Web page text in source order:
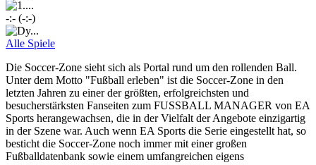
-:- (-:-)
Alle Spiele
Die Soccer-Zone sieht sich als Portal rund um den rollenden Ball.
Unter dem Motto "Fußball erleben" ist die Soccer-Zone in den
letzten Jahren zu einer der größten, erfolgreichsten und
besucherstärksten Fanseiten zum FUSSBALL MANAGER von EA
Sports herangewachsen, die in der Vielfalt der Angebote einzigartig
in der Szene war. Auch wenn EA Sports die Serie eingestellt hat, so
besticht die Soccer-Zone noch immer mit einer großen
Fußballdatenbank sowie einem umfangreichen eigens